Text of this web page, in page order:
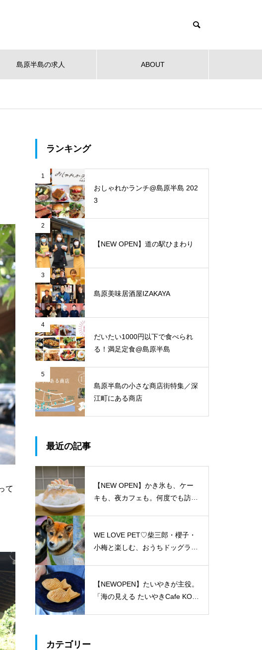
島原半島の求人 ABOUT
ンな空間「古民家Café Ryu龍」
E
至福の時間「酵素温浴 haco」
／千々石観光センター／山の駅
ベジドリーム／平野鮮魚／おう
ちカフェマロン／Pao Crepe MI
PARFAIT＠島原半島特集
会福祉法人 南高
ピー研究センタ
【NEW OPEN】南島原の小さな焙
仙麓珈琲焙煎研究所」
「しマイスター」第6弾
て
ランキング
1
おしゃれかランチ@島原半島 202
3
2
【NEW OPEN】道の駅ひまわり
3
島原美味居酒屋IZAKAYA
4
だいたい1000円以下で食べられ
る！満足定食@島原半島
5
島原半島の小さな商店街特集／深
江町にある商店
最近の記事
【NEW OPEN】かき氷も、ケー
キも、夜カフェも。何度でも訪れ
WE LOVE PET♡柴三郎・櫻子・
小梅と楽しむ、おうちドッグラン
【NEWOPEN】たいやきが主役。
「海の見える たいやきCafe KOM
カテゴリー